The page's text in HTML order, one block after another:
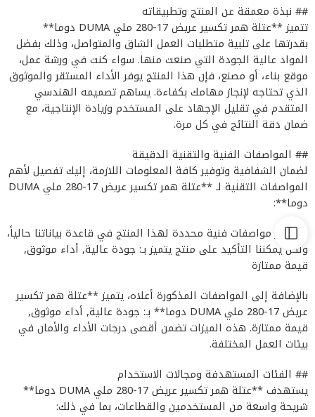
## نبذة معمقة عن المنتج وتطبيقاته
تتميز **عتلة همر تكسير عريض 17-280 ملي DUMA دوما**
بقدرتها على تلبية متطلبات العمل الشاق والمتواصل، وذلك بفضل
المواد عالية الجودة التي صنعت منها. سواء كنت في ورشة عمل،
موقع بناء، أو مصنع، فإن هذا المنتج يوفر الأداء المستقر والموثوق
الذي تحتاجه لإنجاز مهامك بكفاءة. يساهم تصميمه الهندسي
المتقدم في تقليل الإجهاد على المستخدم وزيادة الإنتاجية، مع
ضمان دقة النتائج في كل مرة.
## المواصفات الفنية والتقنية الدقيقة
لضمان الشفافية وتوفير كافة المعلومات اللازمة، إليك تفصيل لأهم
المواصفات التقنية لـ **عتلة همر تكسير عريض 17-280 ملي DUMA
دوما**:
لا تتوفر مواصفات فنية محددة لهذا المنتج في قاعدة بياناتنا حالياً،
ولكن يمكننا التأكيد على منتج يتميز بـ: جودة عالية, أداء موثوق,
قيمة ممتازة
بالإضافة إلى المواصفات المذكورة أعلاه، يتميز **عتلة همر تكسير
عريض 17-280 ملي DUMA دوما** بـ: جودة عالية, أداء موثوق,
قيمة ممتازة. هذه الميزات تضمن أقصى درجات الأداء والأمان في
بيئات العمل المختلفة.
## الفئات المستهدفة ومجالات الاستخدام
يستهدف **عتلة همر تكسير عريض 17-280 ملي DUMA دوما**
شريحة واسعة من المستخدمين والقطاعات، بما في ذلك: